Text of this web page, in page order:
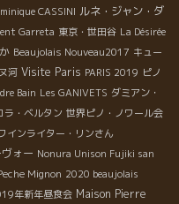
CASSINI ルネ・ジャン・ダ
Garreta 東京・世田谷 La Désirée
Beaujolais Nouveau2017 キュー
河 Visite Paris PARIS 2019 ピノ
Bain Les GANIVETS ダミアン・
ラ・ベルタン 世界ピノ・ノワール会
インライター・リンさん
ォー Nonura Unison Fujiki san
Mignon 2020 beaujolais
年新年昼食会 Maison Pierre